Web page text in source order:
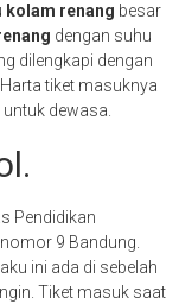
kolam renang besar
dengan suhu
dilengkapi dengan
tiket masuknya
dewasa.
Pendidikan
nomor 9 Bandung.
ini ada di sebelah
Tiket masuk saat